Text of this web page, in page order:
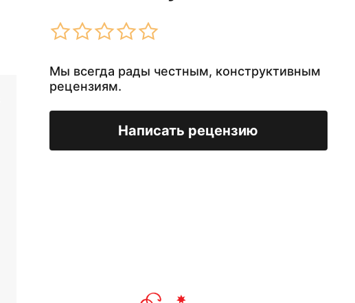
Мы всегда рады честным, конструктивным
рецензиям.
Написать рецензию